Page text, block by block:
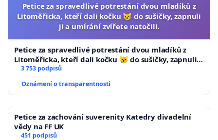
Petice za spravedlivé potrestání dvou mladíků z
Litoměřicka, kteří dali kočku 😿 do sušičky, zapnuli
ji a umírání zvířete natočili.
Petice za spravedlivé potrestání dvou mladíků z
Litoměřicka, kteří dali kočku 😿 do sušičky, zapnuli ji
a umírání zvířete natočili.
3 753 podpisů
Oznámení o transparentnosti
Petice za zachování suverenity Katedry divadelní
vědy na FF UK
451 podpisů